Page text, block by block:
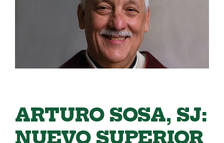
ARTURO SOSA, SJ:
NUEVO SUPERIOR